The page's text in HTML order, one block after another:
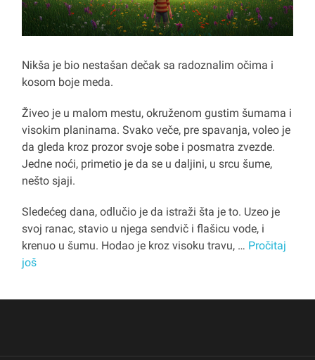
Nikša je bio nestašan dečak sa radoznalim očima i
kosom boje meda.
Živeo je u malom mestu, okruženom gustim šumama i
visokim planinama. Svako veče, pre spavanja, voleo je
da gleda kroz prozor svoje sobe i posmatra zvezde.
Jedne noći, primetio je da se u daljini, u srcu šume,
nešto sjaji.
Sledećeg dana, odlučio je da istraži šta je to. Uzeo je
svoj ranac, stavio u njega sendvič i flašicu vode, i
krenuo u šumu. Hodao je kroz visoku travu, … Pročitaj
još